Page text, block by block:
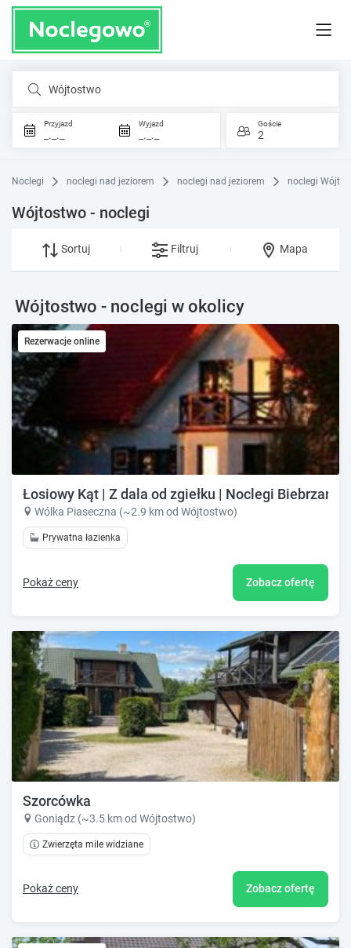
Wójtostwo
Przyjazd
_._._
Wyjazd
_._._
Goście
2
Noclegi noclegi nad jeziorem noclegi nad jeziorem noclegi
Wójtostwo - noclegi
Sortuj Filtruj Mapa
Wójtostwo - noclegi w okolicy
Rezerwacje online
Łosiowy Kąt | Z dala od zgiełku | Noclegi
Wólka Piaseczna (~2.9 km od Wójtostwo)
Prywatna łazienka
Pokaż ceny Zobacz ofertę
Szorcówka
Goniądz (~3.5 km od Wójtostwo)
Zwierzęta mile widziane
Pokaż ceny Zobacz ofertę